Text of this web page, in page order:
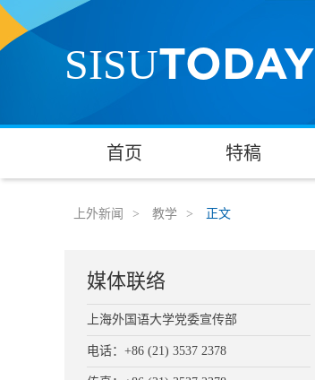
SISUTODAY
首页 特稿
上外新闻 > 教学 > 正文
媒体联络
上海外国语大学党委宣传部
电话：+86 (21) 3537 2378